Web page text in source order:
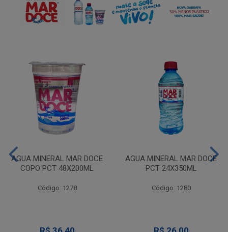
AGUA MINERAL MAR DOCE
COPO PCT 48X200ML
Código: 1278
AGUA MINERAL MAR DOCE
PCT 24X350ML
Código: 1280